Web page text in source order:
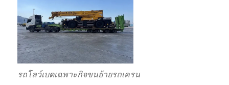
รถโลว์เบดเฉพาะกิจขนย้ายรถเครน